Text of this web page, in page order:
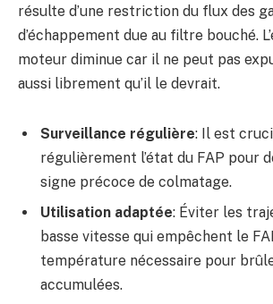
résulte d’une restriction du flux des
d’échappement due au filtre bouché.
moteur diminue car il ne peut pas
aussi librement qu’il le devrait.
Surveillance régulière: Il est
régulièrement l’état du FAP pour
signe précoce de colmatage.
Utilisation adaptée: Éviter les
basse vitesse qui empêchent le
température nécessaire pour
accumulées.